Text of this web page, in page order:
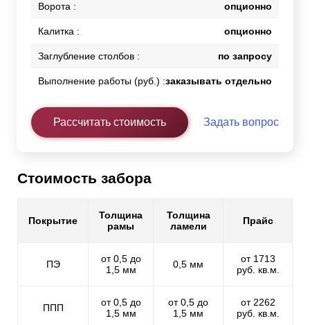
Ворота : опционно
Калитка : опционно
Заглубление столбов : по запросу
Выполнение работы (руб.) :заказывать отдельно
Рассчитать стоимость Задать вопрос
Стоимость забора
Покрытие
Толщина
рамы
Толщина
ламели
Прайс
ПЭ
от 0,5 до
1,5 мм
0,5 мм
от 1713
руб. кв.м.
ППП
от 0,5 до
1,5 мм
от 0,5 до
1,5 мм
от 2262
руб. кв.м.